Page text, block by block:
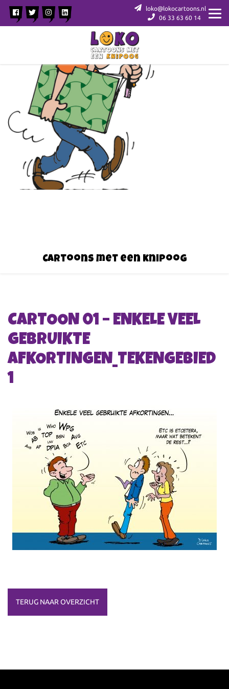
loko@lokocartoons.nl
06 33 63 60 14
Cartoons met een knipoog
CARTOON 01 – ENKELE VEEL
GEBRUIKTE
AFKORTINGEN_TEKENGEBIED
1
TERUG NAAR OVERZICHT